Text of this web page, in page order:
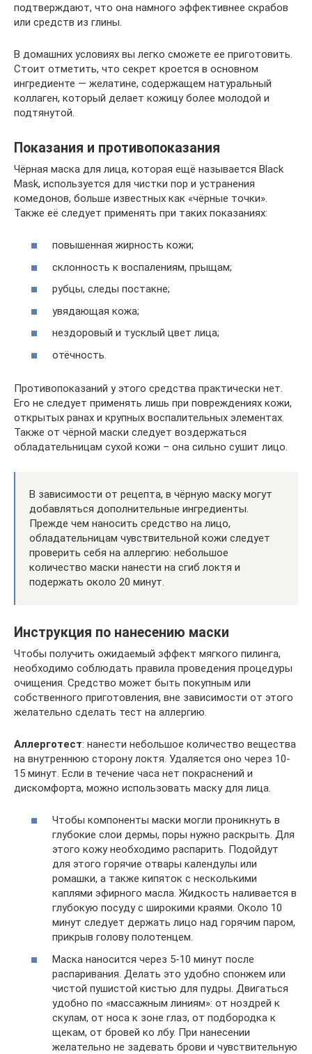
подтверждают, что она намного эффективнее скрабов
или средств из глины.
В домашних условиях вы легко сможете ее приготовить.
Стоит отметить, что секрет кроется в основном
ингредиенте — желатине, содержащем натуральный
коллаген, который делает кожицу более молодой и
подтянутой.
Показания и противопоказания
Чёрная маска для лица, которая ещё называется Black
Mask, используется для чистки пор и устранения
комедонов, больше известных как «чёрные точки».
Также её следует применять при таких показаниях:
повышенная жирность кожи;
склонность к воспалениям, прыщам;
рубцы, следы постакне;
увядающая кожа;
нездоровый и тусклый цвет лица;
отёчность.
Противопоказаний у этого средства практически нет.
Его не следует применять лишь при повреждениях кожи,
открытых ранах и крупных воспалительных элементах.
Также от чёрной маски следует воздержаться
обладательницам сухой кожи – она сильно сушит лицо.
В зависимости от рецепта, в чёрную маску могут
добавляться дополнительные ингредиенты.
Прежде чем наносить средство на лицо,
обладательницам чувствительной кожи следует
проверить себя на аллергию: небольшое
количество маски нанести на сгиб локтя и
подержать около 20 минут.
Инструкция по нанесению маски
Чтобы получить ожидаемый эффект мягкого пилинга,
необходимо соблюдать правила проведения процедуры
очищения. Средство может быть покупным или
собственного приготовления, вне зависимости от этого
желательно сделать тест на аллергию.
Аллерготест: нанести небольшое количество вещества
на внутреннюю сторону локтя. Удаляется оно через 10-
15 минут. Если в течение часа нет покраснений и
дискомфорта, можно использовать маску для лица.
Чтобы компоненты маски могли проникнуть в
глубокие слои дермы, поры нужно раскрыть. Для
этого кожу необходимо распарить. Подойдут
для этого горячие отвары календулы или
ромашки, а также кипяток с несколькими
каплями эфирного масла. Жидкость наливается в
глубокую посуду с широкими краями. Около 10
минут следует держать лицо над горячим паром,
прикрыв голову полотенцем.
Маска наносится через 5-10 минут после
распаривания. Делать это удобно спонжем или
чистой пушистой кистью для пудры. Двигаться
удобно по «массажным линиям»: от ноздрей к
скулам, от носа к зоне глаз, от подбородка к
щекам, от бровей ко лбу. При нанесении
желательно не задевать брови и чувствительную